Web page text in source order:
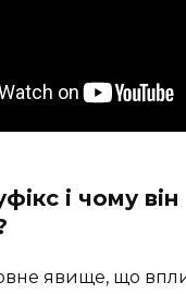
і чому він
явище, що